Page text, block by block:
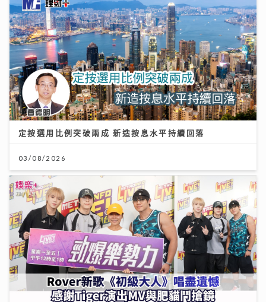
定按選用比例突破兩成 新造按息水平持續回落
03/08/2026